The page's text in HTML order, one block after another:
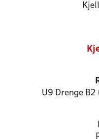
U9 Drenge